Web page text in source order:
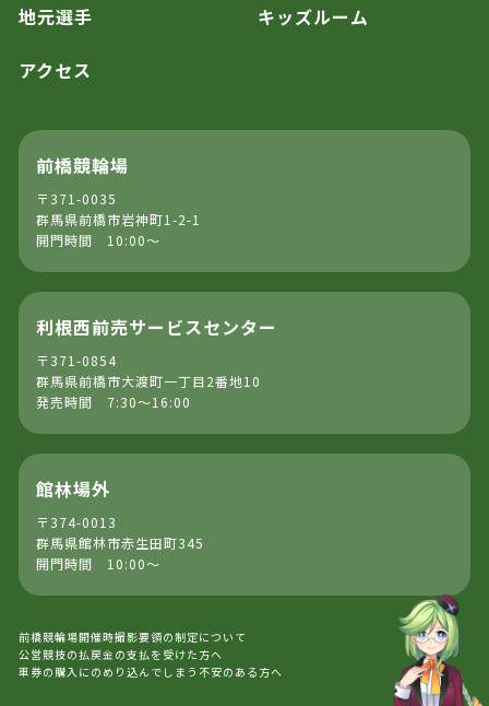
地元選手 キッズルーム
アクセス
前橋競輪場
〒371-0035
群馬県前橋市岩神町1-2-1
開門時間 10:00～
利根西前売サービスセンター
〒371-0854
群馬県前橋市大渡町一丁目2番地10
発売時間 7:30～16:00
館林場外
〒374-0013
群馬県館林市赤生田町345
開門時間 10:00～
前橋競輪場開催時撮影要領の制定について
公営競技の払戻金の支払を受けた方へ
車券の購入にのめり込んでしまう不安のある方へ